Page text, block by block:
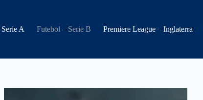
A Futebol – Serie B Premiere League – Inglaterra